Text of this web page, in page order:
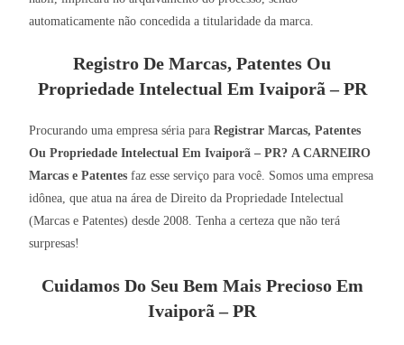
automaticamente não concedida a titularidade da marca.
Registro De Marcas, Patentes Ou
Propriedade Intelectual Em Ivaiporã – PR
Procurando uma empresa séria paraRegistrar Marcas, Patentes
Ou Propriedade Intelectual Em Ivaiporã – PR? A CARNEIRO
Marcas e Patentes faz esse serviço para você. Somos uma empresa
idônea, que atua na área de Direito da Propriedade Intelectual
(Marcas e Patentes) desde 2008. Tenha a certeza que não terá
surpresas!
Cuidamos Do Seu Bem Mais Precioso Em
Ivaiporã – PR